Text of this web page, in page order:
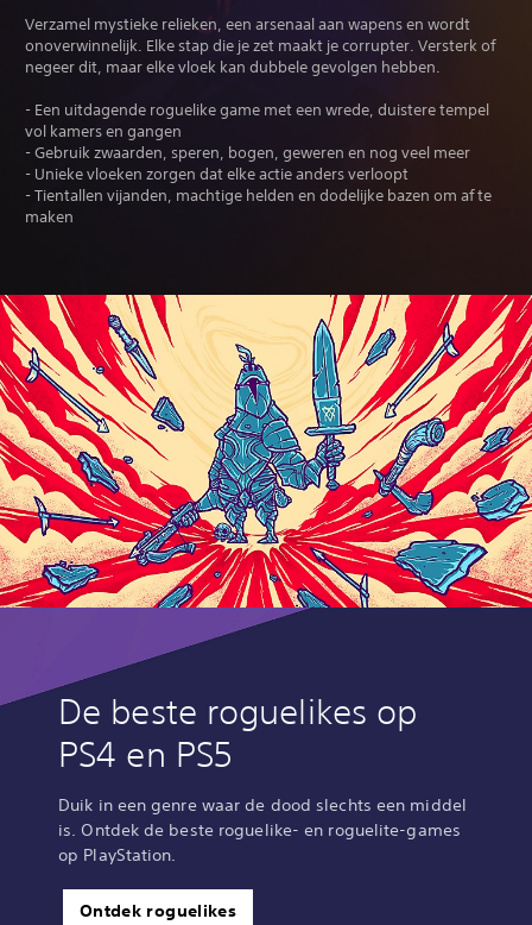
Verzamel mystieke relieken, een arsenaal aan wapens en wordt
onoverwinnelijk. Elke stap die je zet maakt je corrupter. Versterk of
negeer dit, maar elke vloek kan dubbele gevolgen hebben.
- Een uitdagende roguelike game met een wrede, duistere tempel
vol kamers en gangen
- Gebruik zwaarden, speren, bogen, geweren en nog veel meer
- Unieke vloeken zorgen dat elke actie anders verloopt
- Tientallen vijanden, machtige helden en dodelijke bazen om af te
maken
De beste roguelikes op
PS4 en PS5
Duik in een genre waar de dood slechts een middel
is. Ontdek de beste roguelike- en roguelite-games
op PlayStation.
Ontdek roguelikes